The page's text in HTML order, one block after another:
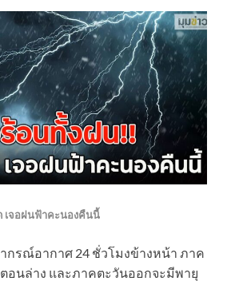
เจอฝนฟ้าคะนองคืนนี้
ากรณ์อากาศ 24 ชั่วโมงข้างหน้า ภาค
อนล่าง และภาคตะวันออกจะมีพายุ